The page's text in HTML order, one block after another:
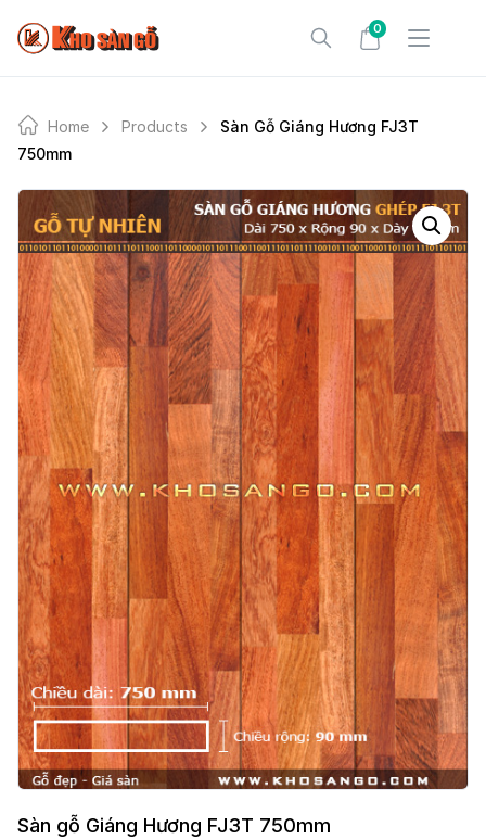
0
Home Products
Sàn Gỗ Giáng Hương FJ3T
750mm
Sàn gỗ Giáng Hương FJ3T 750mm